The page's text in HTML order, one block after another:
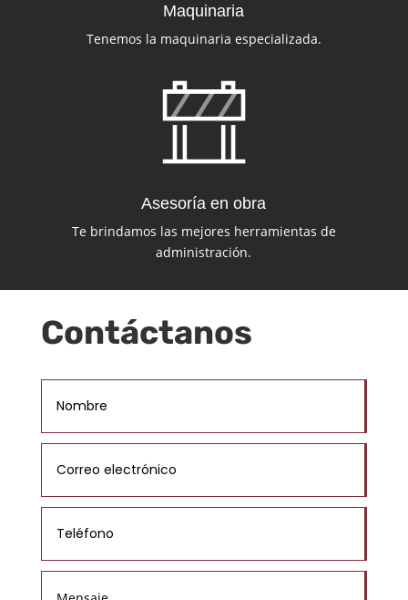
Maquinaria
Tenemos la maquinaria especializada.
Asesoría en obra
Te brindamos las mejores herramientas de
administración.
Contáctanos